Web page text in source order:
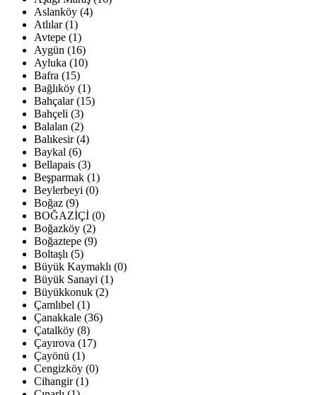
Aslanköy (4)
Atlılar (1)
Avtepe (1)
Aygün (16)
Ayluka (10)
Bafra (15)
Bağlıköy (1)
Bahçalar (15)
Bahçeli (3)
Balalan (2)
Balıkesir (4)
Baykal (6)
Bellapais (3)
Beşparmak (1)
Beylerbeyi (0)
Boğaz (9)
BOĞAZİÇİ (0)
Boğazköy (2)
Boğaztepe (9)
Boltaşlı (5)
Büyük Kaymaklı (0)
Büyük Sanayi (1)
Büyükkonuk (2)
Çamlıbel (1)
Çanakkale (36)
Çatalköy (8)
Çayırova (17)
Çayönü (1)
Cengizköy (0)
Cihangir (1)